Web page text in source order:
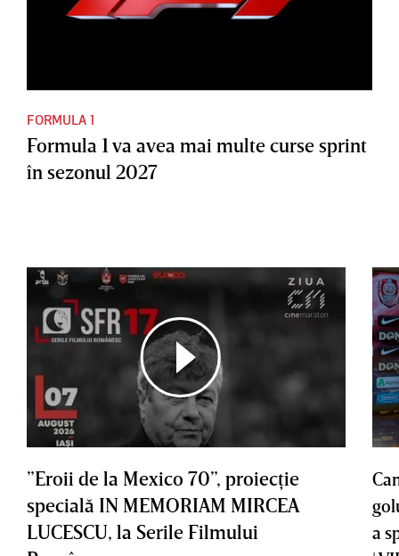
FORMULA 1
Formula 1 va avea mai multe curse sprint
în sezonul 2027
”Eroii de la Mexico 70”, proiecţie
specială IN MEMORIAM MIRCEA
LUCESCU, la Serile Filmului
a